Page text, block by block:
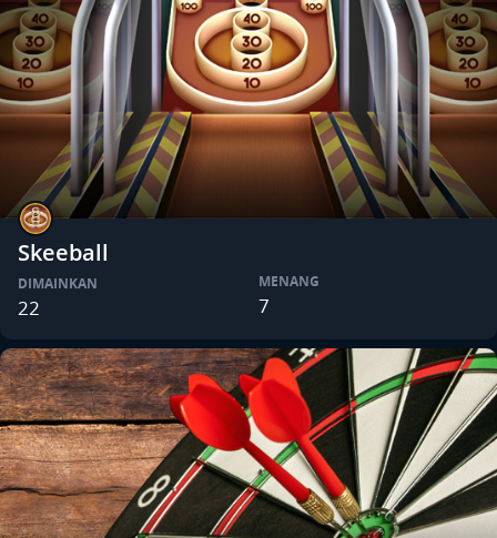
Skeeball
DIMAINKAN
22
MENANG
7